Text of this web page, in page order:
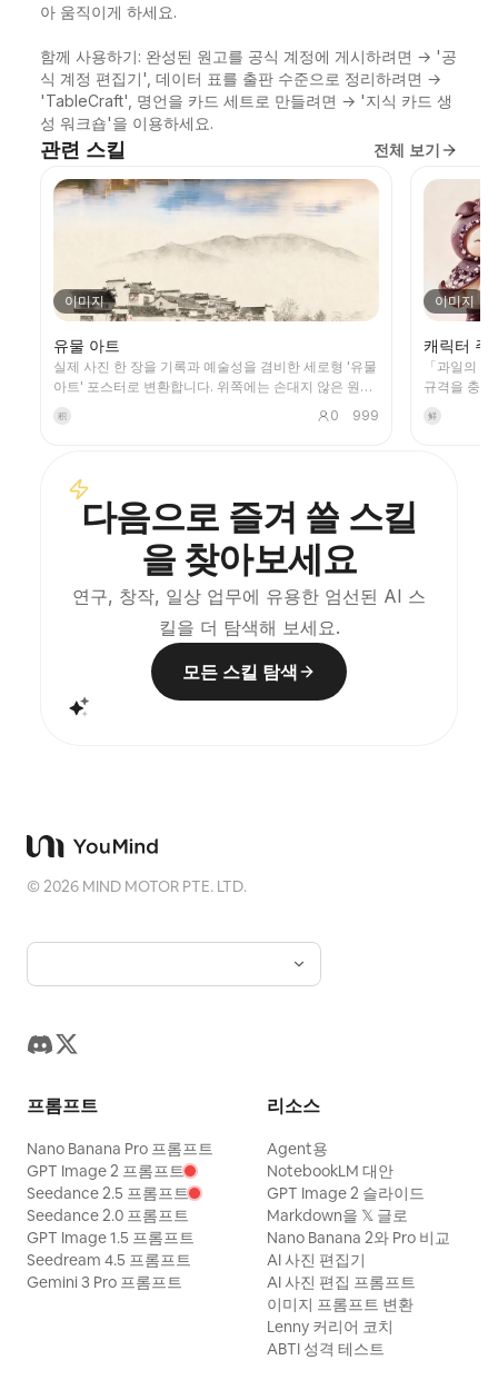
아 움직이게 하세요.
함께 사용하기: 완성된 원고를 공식 계정에 게시하려면 → '공
식 계정 편집기', 데이터 표를 출판 수준으로 정리하려면 →
'TableCraft', 명언을 카드 세트로 만들려면 → '지식 카드 생
성 워크숍'을 이용하세요.
관련 스킬 전체 보기
이미지
유물 아트
실제 사진 한 장을 기록과 예술성을 겸비한 세로형 '유물
아트' 포스터로 변환합니다. 위쪽에는 손대지 않은 원본
사진을 그대로 두고, 아래쪽에는 따뜻한 종이나 절제된
빛과 그림자가 어우러진 공간에 사진에서 비롯된 기억
가장자리, 여백의 컷, 드문드문한 선을 통해 건축, 도시,
수면, 도로, 인물의 스케일, 지평선, 빛과 그림자의 관계
를 추려내어, 축소판에서도 주체가 알아볼 수 있게 합니
다. 전체적으로 조용하고 절제된 현대 판화 같은 질감을
강조하며, 색상은 원본에서 추출하여 진한 파랑, 먹색,
회녹색, 돌색 또는 채도가 낮은 따뜻한 색을 중심으로 하
고, 적절한 경우 작은 따뜻한 색의 포인트를 더합니다.
제목은 보통 아주 작고 시적이며 전시 라벨처럼 유지하
여 본래 주제를 방해하지 않습니다. 미니멀 아트 포스터,
사진 유물 시리즈, 건축 및 도시 이미지 포스터, 추상 편
집 사진, 갤러리 느낌의 사진 커버, 그리고 틱톡 등 모바
일 전파에 적합한 비주얼 시리즈 제작에 적합합니다. 최
积 0 999
이미지
캐릭터 주
「과일의
규격을 충
鲜
다음으로 즐겨 쓸 스킬
을 찾아보세요
연구, 창작, 일상 업무에 유용한 엄선된 AI 스
킬을 더 탐색해 보세요.
모든 스킬 탐색
©2026 MIND MOTOR PTE. LTD.
프롬프트
Nano Banana Pro 프롬프트
GPT Image 2 프롬프트
Seedance 2.5 프롬프트
Seedance 2.0 프롬프트
GPT Image 1.5 프롬프트
Seedream 4.5 프롬프트
Gemini 3 Pro 프롬프트
리소스
Agent용
NotebookLM 대안
GPT Image 2 슬라이드
Markdown을 𝕏 글로
Nano Banana 2와 Pro 비교
AI 사진 편집기
AI 사진 편집 프롬프트
이미지 프롬프트 변환
Lenny 커리어 코치
ABTI 성격 테스트